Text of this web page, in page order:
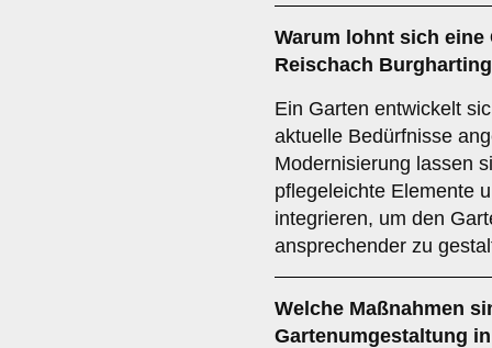
Warum lohnt sich
Reischach
Ein Garten entwickelt
aktuelle Bedürfnisse
Modernisierung lassen
pflegeleichte Elemente
integrieren, um den
ansprechender zu
Welche Maßnahmen
Gartenumgestaltung